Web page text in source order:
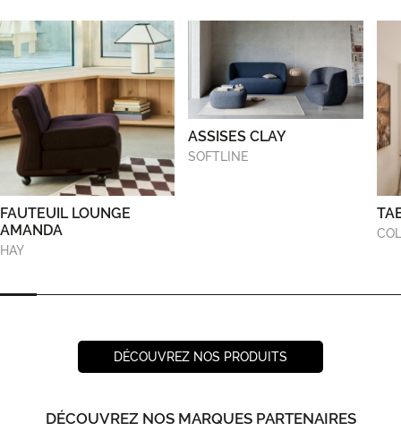
FAUTEUIL LOUNGE
AMANDA
HAY
ASSISES CLAY
SOFTLINE
DÉCOUVREZ NOS PRODUITS
DÉCOUVREZ NOS MARQUES PARTENAIRES